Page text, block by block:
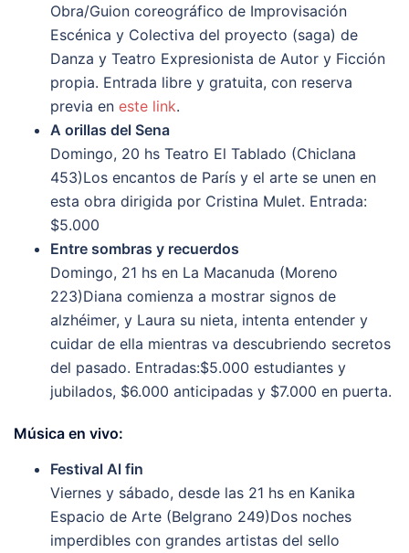
Obra/Guion coreográfico de Improvisación
Escénica y Colectiva del proyecto (saga) de
Danza y Teatro Expresionista de Autor y Ficción
propia. Entrada libre y gratuita, con reserva
previa en este link.
A orillas del Sena
Domingo, 20 hs Teatro El Tablado (Chiclana
453)Los encantos de París y el arte se unen en
esta obra dirigida por Cristina Mulet. Entrada:
$5.000
Entre sombras y recuerdos
Domingo, 21 hs en La Macanuda (Moreno
223)Diana comienza a mostrar signos de
alzhéimer, y Laura su nieta, intenta entender y
cuidar de ella mientras va descubriendo secretos
del pasado. Entradas:$5.000 estudiantes y
jubilados, $6.000 anticipadas y $7.000 en puerta.
Música en vivo:
Festival Al fin
Viernes y sábado, desde las 21 hs en Kanika
Espacio de Arte (Belgrano 249)Dos noches
imperdibles con grandes artistas del sello